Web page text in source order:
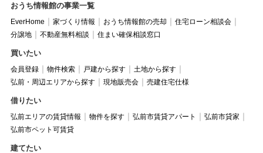
おうち情報館の事業一覧
EverHome 家づくり情報 おうち情報館の売却
住宅ローン相談会
分譲地
不動産無料相談 住まい確保相談窓口
買いたい
会員登録 物件検索 戸建から探す
土地から探す
弘前・周辺エリアから探す
現地販売会 売建住宅仕様
借りたい
弘前エリアの賃貸情報 物件を探す 弘前市賃貸アパート
弘前市貸家
弘前市ペット可賃貸
建てたい